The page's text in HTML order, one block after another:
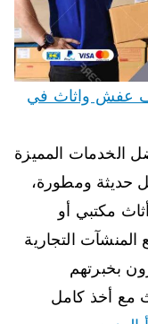
50993766 تغليف عفش واثاث في
الخدمات المميزة
حديثة ومطورة،
مكتبي أو
التجارية
بخبرتهم
مع أخذ كامل